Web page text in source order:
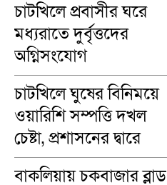
চাটখিলে প্রবাসীর ঘরে
মধ্যরাতে দুর্বৃত্তদের
অগ্নিসংযোগ
চাটখিলে ঘুষের বিনিময়ে
ওয়ারিশি সম্পত্তি দখল
চেষ্টা, প্রশাসনের দ্বারে
ভুক্তভোগীরা
বাকলিয়ায় চকবাজার ব্লাড